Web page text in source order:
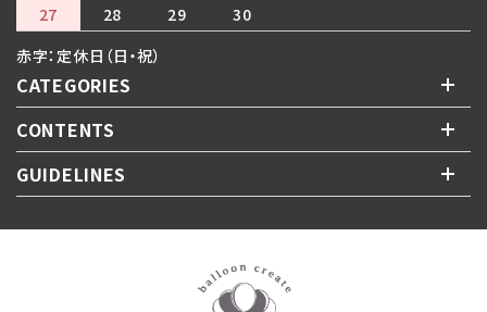
27
28 29
30
赤字：定休日（日・祝）
CATEGORIES
CONTENTS
GUIDELINES